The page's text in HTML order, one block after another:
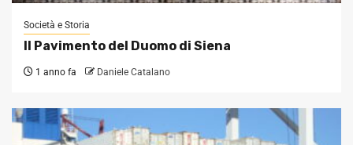
Società e Storia
Il Pavimento del Duomo di Siena
1 anno fa Daniele Catalano